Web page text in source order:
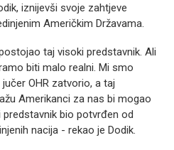
iznijevši svoje zahtjeve
Američkim Državama.
taj visoki predstavnik. Ali
biti malo realni. Mi smo
OHR zatvorio, a taj
Amerikanci za nas bi mogao
bio potvrđen od
nacija - rekao je Dodik.